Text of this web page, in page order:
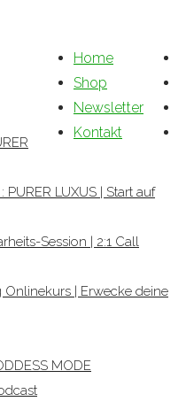
Home
Shop
Newsletter
Kontakt
PURER LUXUS | Start auf
Session | 2:1 Call
Onlinekurs | Erwecke deine
MODE